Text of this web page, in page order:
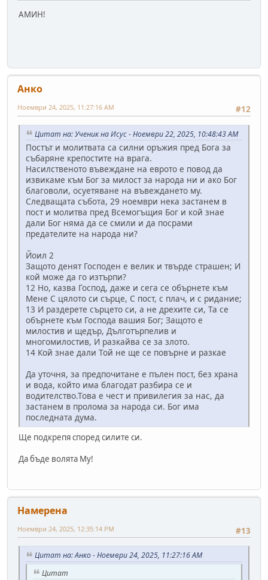
АМИН!
Анко
#12
Ноември 24, 2025, 11:27:16 AM
Цитат на: Ученик на Исус - Ноември 22, 2025, 10:48:43 AM
Постът и молитвата са силни оръжия пред Бога за
събаряне крепостите на врага.
Насилственото въвеждане на еврото е повод да
извикаме към Бог за милост за народа ни и ако Бог
благоволи, осуетяване на въвеждането му.
Следващата събота, 29 ноември нека застанем в
пост и молитва пред Всемогъщия Бог и кой знае
дали Бог няма да се смили и да посрами
предателите на народа ни?
Йоил 2
Защото денят Господен е велик и твърде страшен; И
кой може да го изтърпи?
12 Но, казва Господ, даже и сега се обърнете към
Мене С цялото си сърце, С пост, с плач, и с ридание;
13 И раздерете сърцето си, а не дрехите си, Та се
обърнете към Господа вашия Бог; Защото е
милостив и щедър, Дълготърпелив и
многомилостив, И разкайва се за злото.
14 Кой знае дали Той не ще се повърне и разкае
Да уточня, за предпочитане е пълен пост, без храна
и вода, който има благодат разбира се и
водителство.Това е чест и привилегия за нас, да
застанем в пролома за народа си. Бог има
последната дума.
Ще подкрепя според силите си.
Да бъде волята Му!
Намерена
#13
Ноември 24, 2025, 12:35:14 PM
Цитат на: Анко - Ноември 24, 2025, 11:27:16 AM
Цитат